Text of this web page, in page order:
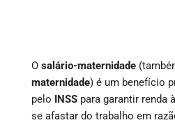
O salário-maternidade
maternidade) é um benefício
pelo INSS para garantir renda
se afastar do trabalho em